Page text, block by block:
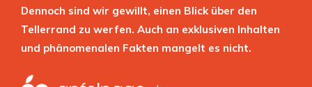
Dennoch sind wir gewillt, einen Blick über den
Tellerrand zu werfen. Auch an exklusiven Inhalten
und phänomenalen Fakten mangelt es nicht.